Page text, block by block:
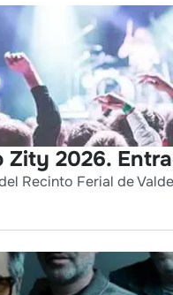
Zity 2026.
Recinto Ferial de